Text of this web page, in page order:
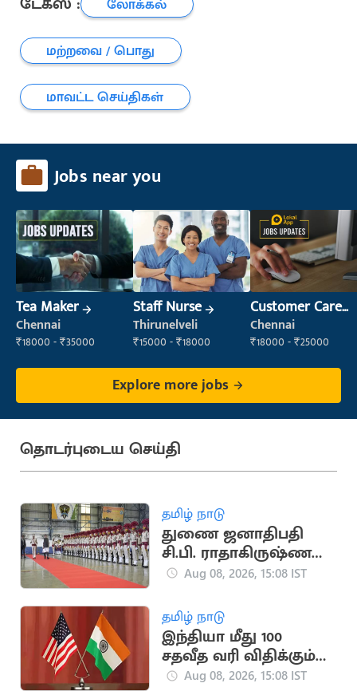
மற்றவை / பொது
மாவட்ட செய்திகள்
Jobs near you
Tea Maker
Chennai
₹18000 - ₹35000
Staff Nurse
Thirunelveli
₹15000 - ₹18000
Customer Care
Executive
Chennai
₹18000 - ₹25000
Explore more jobs
தொடர்புடைய செய்தி
தமிழ் நாடு
துணை ஜனாதிபதி
சி.பி. ராதாகிருஷ்ணன்
அந்தமான் தீவுகளுக்கு
Aug 08, 2026, 15:08 IST
தமிழ் நாடு
இந்தியா மீது 100
சதவீத வரி விதிக்கும்
மசோதா அமெரிக்க
Aug 08, 2026, 15:08 IST